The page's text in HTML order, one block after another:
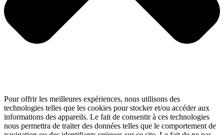
Pour offrir les meilleures expériences, nous utilisons des
technologies telles que les cookies pour stocker et/ou accéder aux
informations des appareils. Le fait de consentir à ces technologies
nous permettra de traiter des données telles que le comportement de